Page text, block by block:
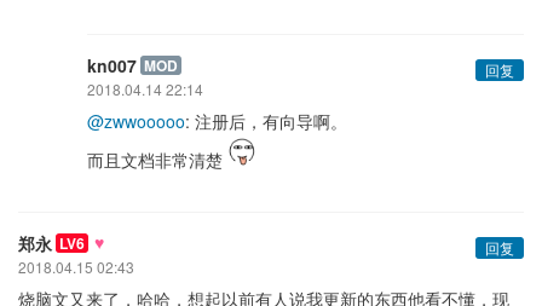
kn007 MOD
回复
2018.04.14 22:14
@zwwooooo: 注册后，有向导啊。
而且文档非常清楚
郑永 LV6 ♥
回复
2018.04.15 02:43
烧脑文又来了，哈哈，想起以前有人说我更新的东西他看不懂，现